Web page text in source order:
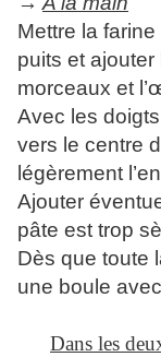
Mettre la
puits et
morceaux et
Avec les
vers le centre
légèrement
Ajouter
pâte est trop
Dès que toute
une boule
Dans les